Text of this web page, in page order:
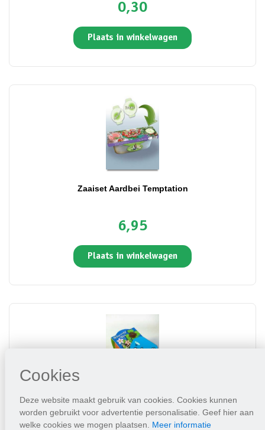
Cookies
Deze website maakt gebruik van cookies. Cookies kunnen
worden gebruikt voor advertentie personalisatie. Geef hier aan
welke cookies we mogen plaatsen. Meer informatie
0,30
Plaats in winkelwagen
Zaaiset Aardbei Temptation
6,95
Plaats in winkelwagen
Terracotta klavertje vier met label GESLAAGD!